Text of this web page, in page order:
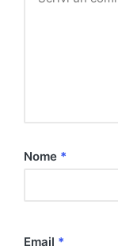
Nome *
Email *